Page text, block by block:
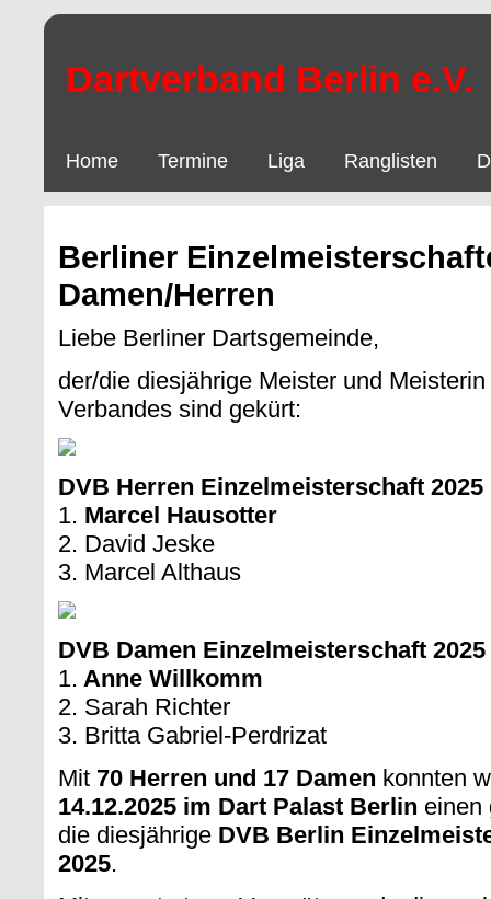
Dartverband Berlin e.V.
Home Termine Liga Ranglisten
Berliner
Damen/Herren
Liebe Berliner Dartsgemeinde,
der/die diesjährige Meister und
Verbandes sind gekürt:
DVB Herren Einzelmeisterschaft 2025
1. Marcel Hausotter
2. David Jeske
3. Marcel Althaus
DVB Damen Einzelmeisterschaft 2025
1. Anne Willkomm
2. Sarah Richter
3. Britta Gabriel-Perdrizat
Mit 70 Herren und 17 Damen konnten
14.12.2025 im Dart Palast Berlin einen
die diesjährige DVB Berlin
2025.